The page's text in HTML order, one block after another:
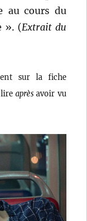
au cours du
». (Extrait du
sur la fiche
lireaprès avoir vu